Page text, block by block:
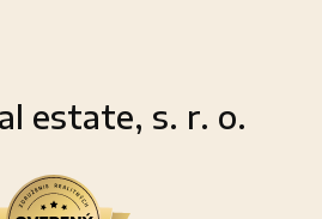
estate, s. r. o.